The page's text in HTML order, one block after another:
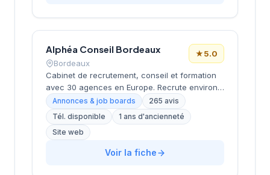
connaissance approfondie du marché de
l'emploi aquitain. Les retours clients affichent
une notation de 4,4 sur 5, témoignant de la
qualité des prestations délivrées.
Alphéa Conseil Bordeaux
Bordeaux
★5.0
Cabinet de recrutement, conseil et formation
avec 30 agences en Europe. Recrute environ
3 000 candidats par an avec un délai moyen
de 28 jours. Note Google 5.0/5 (265 avis).
Valeurs : proximité, exigence, expertise métier
et satisfaction client (93%).
Annonces & job boards
265 avis
Tél. disponible
1 ans d'ancienneté
Site web
Voir la fiche